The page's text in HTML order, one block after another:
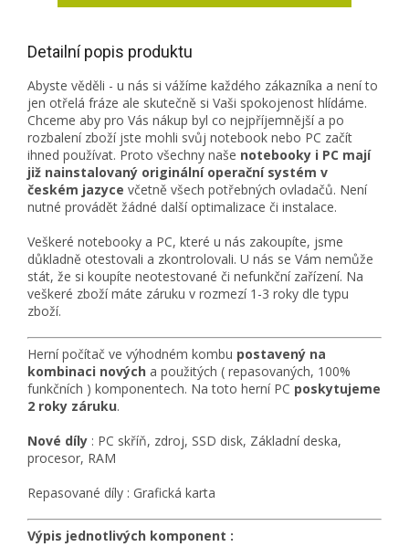
Detailní popis produktu
Abyste věděli - u nás si vážíme každého zákazníka a není to
jen otřelá fráze ale skutečně si Vaši spokojenost hlídáme.
Chceme aby pro Vás nákup byl co nejpříjemnější a po
rozbalení zboží jste mohli svůj notebook nebo PC začít
ihned používat. Proto všechny naše notebooky i PC mají
již nainstalovaný originální operační systém v
českém jazyce včetně všech potřebných ovladačů. Není
nutné provádět žádné další optimalizace či instalace.
Veškeré notebooky a PC, které u nás zakoupíte, jsme
důkladně otestovali a zkontrolovali. U nás se Vám nemůže
stát, že si koupíte neotestované či nefunkční zařízení. Na
veškeré zboží máte záruku v rozmezí 1-3 roky dle typu
zboží.
Herní počítač ve výhodném kombu postavený na
kombinaci nových a použitých ( repasovaných, 100%
funkčních ) komponentech. Na toto herní PC poskytujeme
2 roky záruku.
Nové díly : PC skříň, zdroj, SSD disk, Základní deska,
procesor, RAM
Repasované díly : Grafická karta
Výpis jednotlivých komponent :